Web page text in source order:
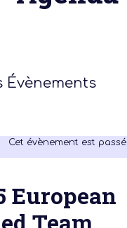
Évènements
Cet évènement est passé
European
Team